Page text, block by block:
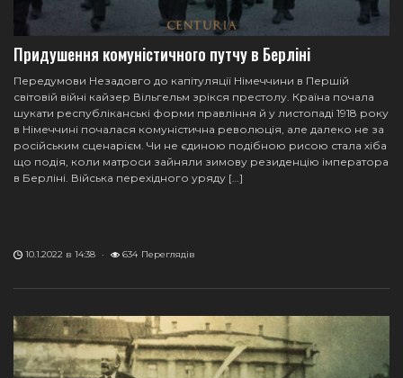
Придушення комуністичного путчу в Берліні
Передумови Незадовго до капітуляції Німеччини в Першій
світовій війні кайзер Вільгельм зрікся престолу. Країна почала
шукати республіканські форми правління й у листопаді 1918 року
в Німеччині почалася комуністична революція, але далеко не за
російським сценарієм. Чи не єдиною подібною рисою стала хіба
що подія, коли матроси зайняли зимову резиденцію імператора
в Берліні. Війська перехідного уряду […]
10.1.2022 в 14:38 · 634 Переглядів